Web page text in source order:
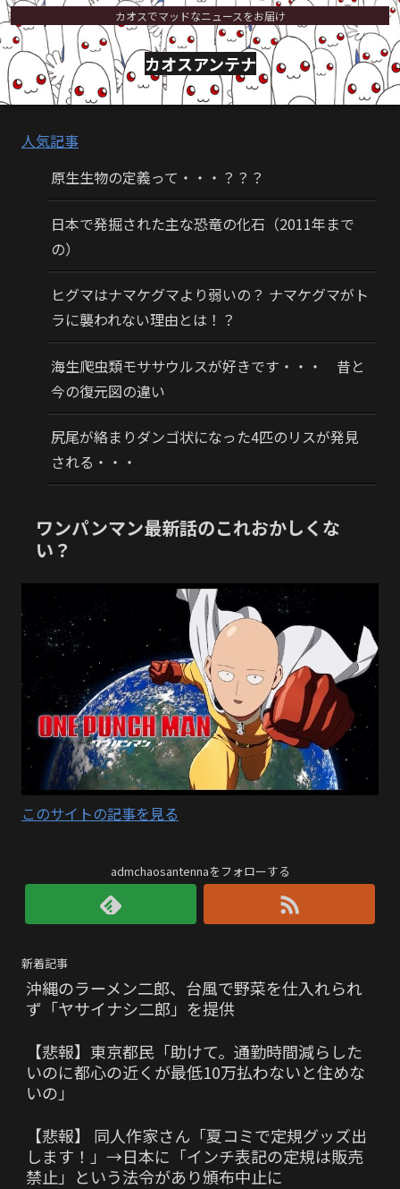
カオスでマッドなニュースをお届け
カオスアンテナ
人気記事
原生生物の定義って・・・？？？
日本で発掘された主な恐竜の化石（2011年まで
の）
ヒグマはナマケグマより弱いの？ ナマケグマがト
ラに襲われない理由とは！？
海生爬虫類モササウルスが好きです・・・ 昔と
今の復元図の違い
尻尾が絡まりダンゴ状になった4匹のリスが発見
される・・・
ワンパンマン最新話のこれおかしくな
い？
このサイトの記事を見る
admchaosantennaをフォローする
新着記事
沖縄のラーメン二郎、台風で野菜を仕入れられ
ず「ヤサイナシ二郎」を提供
【悲報】東京都民「助けて。通勤時間減らした
いのに都心の近くが最低10万払わないと住めな
いの」
【悲報】 同人作家さん「夏コミで定規グッズ出
します！」→日本に「インチ表記の定規は販売
禁止」という法令があり頒布中止に